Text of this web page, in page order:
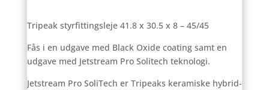
Tripeak styrfittingsleje 41.8 x 30.5 x 8 – 45/45
Fås i en udgave med Black Oxide coating samt en
udgave med Jetstream Pro Solitech teknologi.
Jetstream Pro SoliTech er Tripeaks keramiske hybrid-